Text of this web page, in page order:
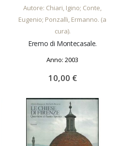
Autore: Chiari, Igino; Conte,
Eugenio; Ponzalli, Ermanno. (a
cura).
Eremo di Montecasale.
Anno: 2003
10,00 €